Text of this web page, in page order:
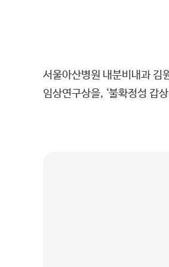
서울아산병원 내분비내과 김
임상연구상을, ‘불확정성 갑